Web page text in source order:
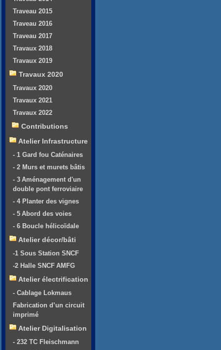
Traveau 2015
Traveau 2016
Traveau 2017
Travaux 2018
Travaux 2019
Travaux 2020
Travaux 2020
Travaux 2021
Travaux 2022
Contributions
Atelier Infrastructure
- 1 Gard fou Caténaires
- 2 Murs et murets bâtis
- 3 Aménagement d'un
double pont ferroviaire
- 4 Planter des vignes
- 5 Abord des voies
- 6 Boucle hélicoïdale
Atelier décor/bâti
-1 Sous Station SNCF
-2 Halle SNCF AMFG
Atelier électrification
- Cablage Lokmaus
Fabrication d’un circuit
imprimé
Atelier Digitalisation
- 232 TC Fleischmann